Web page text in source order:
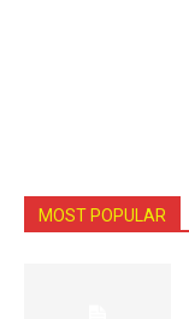
MOST POPULAR